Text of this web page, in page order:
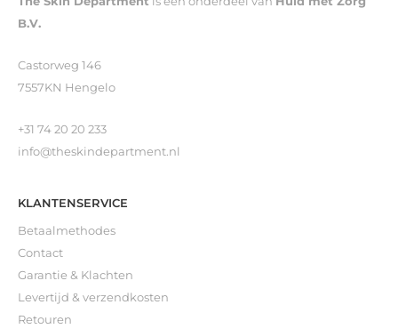
B.V.
Castorweg 146
7557KN Hengelo
+31 74 20 20 233
info@theskindepartment.nl
KLANTENSERVICE
Betaalmethodes
Contact
Garantie & Klachten
Levertijd & verzendkosten
Retouren